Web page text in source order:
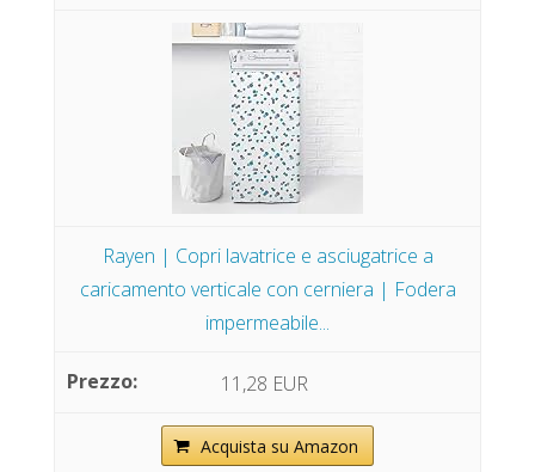
Rayen | Copri lavatrice e asciugatrice a
caricamento verticale con cerniera | Fodera
impermeabile...
11,28 EUR
Acquista su Amazon